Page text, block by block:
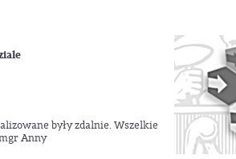
były zdalnie. Wszelkie
Anny